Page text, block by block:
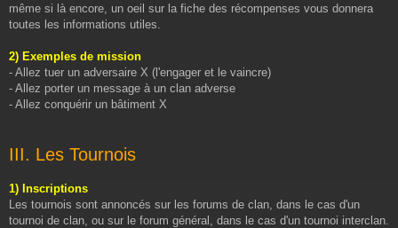
même si là encore, un oeil sur la fiche des récompenses vous donnera
toutes les informations utiles.
2) Exemples de mission
- Allez tuer un adversaire X (l'engager et le vaincre)
- Allez porter un message à un clan adverse
- Allez conquérir un bâtiment X
III. Les Tournois
1) Inscriptions
Les tournois sont annoncés sur les forums de clan, dans le cas d'un
tournoi de clan, ou sur le forum général, dans le cas d'un tournoi interclan.